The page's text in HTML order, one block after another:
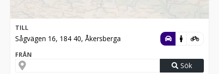
TILL
Sågvägen 16, 184 40, Åkersberga
FRÅN
Sök